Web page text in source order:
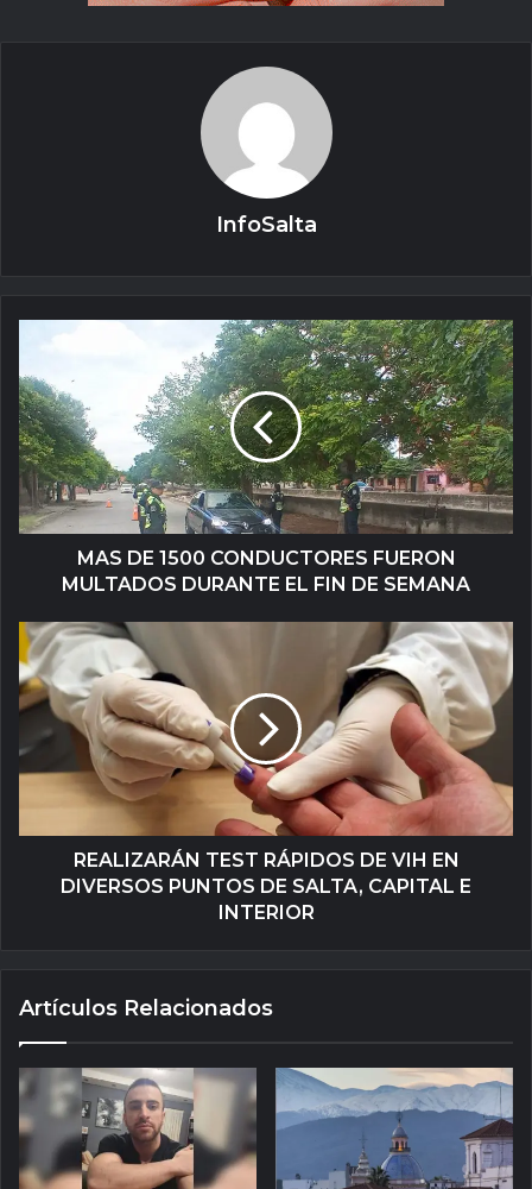
InfoSalta
MAS DE 1500 CONDUCTORES FUERON
MULTADOS DURANTE EL FIN DE SEMANA
REALIZARÁN TEST RÁPIDOS DE VIH EN
DIVERSOS PUNTOS DE SALTA, CAPITAL E
INTERIOR
Artículos Relacionados